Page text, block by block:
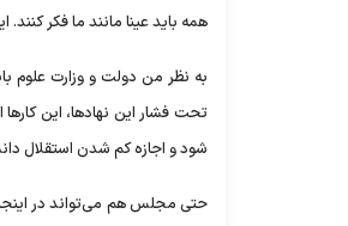
همه باید عینا مانند ما فکر
به نظر من دولت و وزارت علوم
تحت فشار این نهادها، این
شود و اجازه کم شدن استقلال
حتی مجلس هم می‌تواند در